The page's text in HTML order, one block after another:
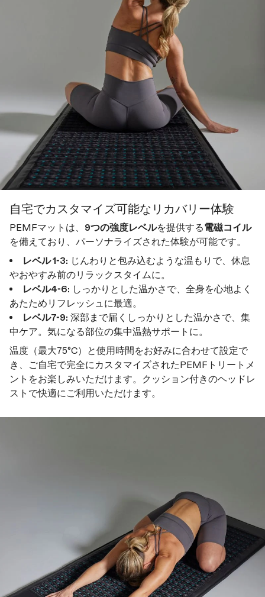
自宅でカスタマイズ可能なリカバリー体験
PEMFマットは、 9つの強度レベルを提供する電磁コイル
を備えており、パーソナライズされた体験が可能です。
レベル 1-3: じんわりと包み込むような温もりで、休息
やおやすみ前のリラックスタイムに。
レベル4-6: しっかりとした温かさで、全身を心地よく
あたためリフレッシュに最適。
レベル7-9: 深部まで届くしっかりとした温かさで、集
中ケア。気になる部位の集中温熱サポートに。
温度（最大75°C）と使用時間をお好みに合わせて設定で
き、ご自宅で完全にカスタマイズされたPEMFトリートメ
ントをお楽しみいただけます。クッション付きのヘッドレ
ストで快適にご利用いただけます。